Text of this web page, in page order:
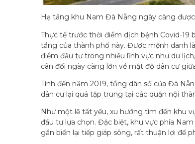
Hạ tầng khu Nam Đà Nẵng ngày càng
Thực tế trước thời điểm dịch bệnh Covid-
tầng của thành phố này. Được mệnh danh
điểm đầu tư trong nhiều lĩnh vực như du
cân đối ngày càng lớn về mật độ dân cư
Tính đến năm 2019, tổng dân số của Đà
dân cư lại quá tập trung tại các quận nội
Như một lẽ tất yếu, xu hướng tìm đến khu
đầu tư lựa chọn. Đặc biệt, khu vực phía
gần biển lại tiếp giáp sông, rất thuận lợi để